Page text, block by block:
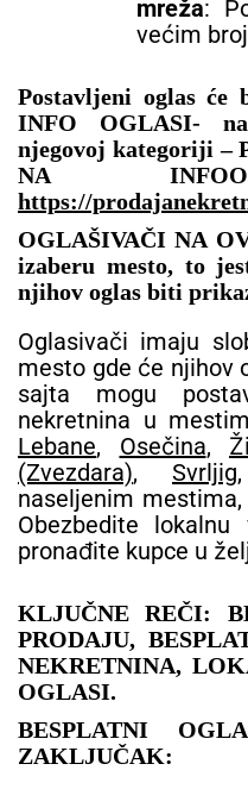
mreža:
većim
Postavljeni oglas
INFO OGLASI-
njegovoj kategoriji –
NA
https://
OGLAŠIVAČI NA
izaberu mesto, to
njihov oglas biti
Oglasivači imaju
mesto gde će njihov
sajta mogu
nekretnina u
Lebane, Osečina,
(Zvezdara), Svrljig
naseljenim
Obezbedite
pronađite kupce u
KLJUČNE REČI:
PRODAJU,
NEKRETNINA,
OGLASI.
BESPLATNI
ZAKLJUČAK: